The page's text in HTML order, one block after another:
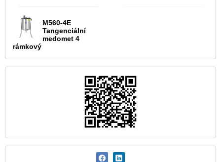
M560-4E
Tangenciální
medomet 4
rámkový